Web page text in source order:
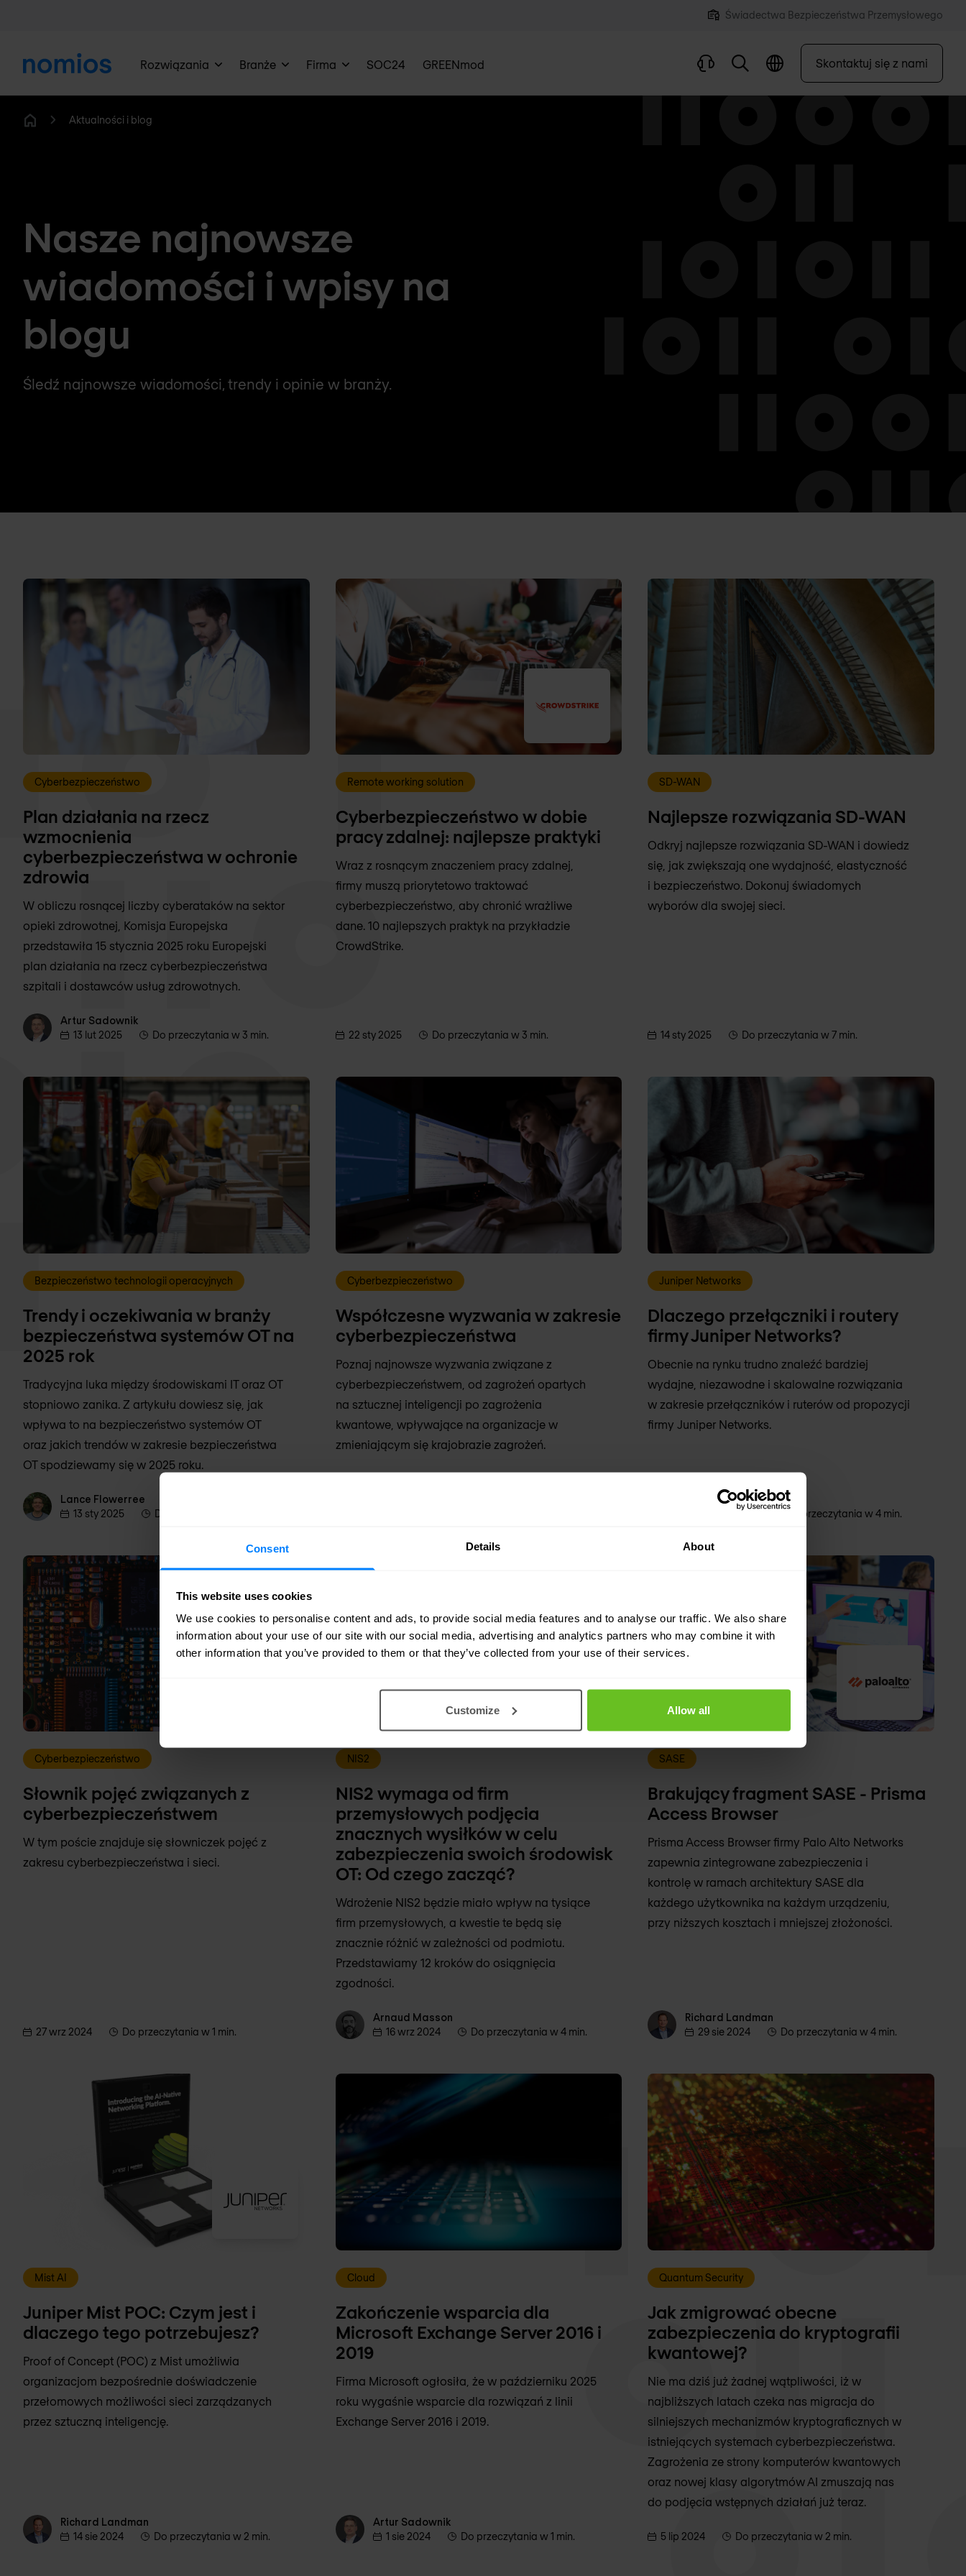
Consent Details About
This website uses cookies
We use cookies to personalise content and ads, to provide social media features and to analyse our traffic. We also share
information about your use of our site with our social media, advertising and analytics partners who may combine it with
other information that you’ve provided to them or that they’ve collected from your use of their services.
Customize Allow all
Świadectwa Bezpieczeństwa Przemysłowego
Rozwiązania Branże Firma SOC24 GREENmod Skontaktuj się z nami
Aktualności i blog
Nasze najnowsze
wiadomości i wpisy na
blogu
Śledź najnowsze wiadomości, trendy i opinie w branży.
Cyberbezpieczeństwo
Plan działania na rzecz
wzmocnienia
cyberbezpieczeństwa w ochronie
zdrowia
W obliczu rosnącej liczby cyberataków na sektor
opieki zdrowotnej, Komisja Europejska
przedstawiła 15 stycznia 2025 roku Europejski
plan działania na rzecz cyberbezpieczeństwa
szpitali i dostawców usług zdrowotnych.
Artur Sadownik
Artur Sadownik
13 lut 2025
Do przeczytania w 3 min.
Remote working solution
Cyberbezpieczeństwo w dobie
pracy zdalnej: najlepsze praktyki
Wraz z rosnącym znaczeniem pracy zdalnej,
firmy muszą priorytetowo traktować
cyberbezpieczeństwo, aby chronić wrażliwe
dane. 10 najlepszych praktyk na przykładzie
CrowdStrike.
22 sty 2025 Do przeczytania w 3 min.
SD-WAN
Najlepsze rozwiązania SD-WAN
Odkryj najlepsze rozwiązania SD-WAN i dowiedz
się, jak zwiększają one wydajność, elastyczność
i bezpieczeństwo. Dokonuj świadomych
wyborów dla swojej sieci.
14 sty 2025 Do przeczytania w 7 min.
Bezpieczeństwo technologii operacyjnych
Trendy i oczekiwania w branży
bezpieczeństwa systemów OT na
2025 rok
Tradycyjna luka między środowiskami IT oraz OT
stopniowo zanika. Z artykułu dowiesz się, jak
wpływa to na bezpieczeństwo systemów OT
oraz jakich trendów w zakresie bezpieczeństwa
OT spodziewamy się w 2025 roku.
Lance Flowerree
Lance Flowerree
13 sty 2025
Do przeczytania w 10 min.
Cyberbezpieczeństwo
Współczesne wyzwania w zakresie
cyberbezpieczeństwa
Poznaj najnowsze wyzwania związane z
cyberbezpieczeństwem, od zagrożeń opartych
na sztucznej inteligencji po zagrożenia
kwantowe, wpływające na organizacje w
zmieniającym się krajobrazie zagrożeń.
Juniper Networks
Dlaczego przełączniki i routery
firmy Juniper Networks?
Obecnie na rynku trudno znaleźć bardziej
wydajne, niezawodne i skalowalne rozwiązania
w zakresie przełączników i ruterów od propozycji
firmy Juniper Networks.
Krzysztof Bieliński
Krzysztof Bieliński
28 paź 2024
Do przeczytania w 4 min.
Cyberbezpieczeństwo
Słownik pojęć związanych z
cyberbezpieczeństwem
W tym poście znajduje się słowniczek pojęć z
zakresu cyberbezpieczeństwa i sieci.
27 wrz 2024 Do przeczytania w 1 min.
NIS2
NIS2 wymaga od firm
przemysłowych podjęcia
znacznych wysiłków w celu
zabezpieczenia swoich środowisk
OT: Od czego zacząć?
Wdrożenie NIS2 będzie miało wpływ na tysiące
firm przemysłowych, a kwestie te będą się
znacznie różnić w zależności od podmiotu.
Przedstawiamy 12 kroków do osiągnięcia
zgodności.
Arnaud Masson
Arnaud Masson
16 wrz 2024
Do przeczytania w 4 min.
SASE
Brakujący fragment SASE - Prisma
Access Browser
Prisma Access Browser firmy Palo Alto Networks
zapewnia zintegrowane zabezpieczenia i
kontrolę w ramach architektury SASE dla
każdego użytkownika na każdym urządzeniu,
przy niższych kosztach i mniejszej złożoności.
Richard Landman
Richard Landman
29 sie 2024
Do przeczytania w 4 min.
Mist AI
Juniper Mist POC: Czym jest i
dlaczego tego potrzebujesz?
Proof of Concept (POC) z Mist umożliwia
organizacjom bezpośrednie doświadczenie
przełomowych możliwości sieci zarządzanych
przez sztuczną inteligencję.
Richard Landman
Richard Landman
14 sie 2024
Do przeczytania w 2 min.
Cloud
Zakończenie wsparcia dla
Microsoft Exchange Server 2016 i
2019
Firma Microsoft ogłosiła, że w październiku 2025
roku wygaśnie wsparcie dla rozwiązań z linii
Exchange Server 2016 i 2019.
Artur Sadownik
Artur Sadownik
1 sie 2024
Do przeczytania w 1 min.
Quantum Security
Jak zmigrować obecne
zabezpieczenia do kryptografii
kwantowej?
Nie ma dziś już żadnej wątpliwości, iż w
najbliższych latach czeka nas migracja do
silniejszych mechanizmów kryptograficznych w
istniejących systemach cyberbezpieczeństwa.
Zagrożenia ze strony komputerów kwantowych
oraz nowej klasy algorytmów AI zmuszają nas
do podjęcia wstępnych działań już teraz.
5 lip 2024 Do przeczytania w 2 min.